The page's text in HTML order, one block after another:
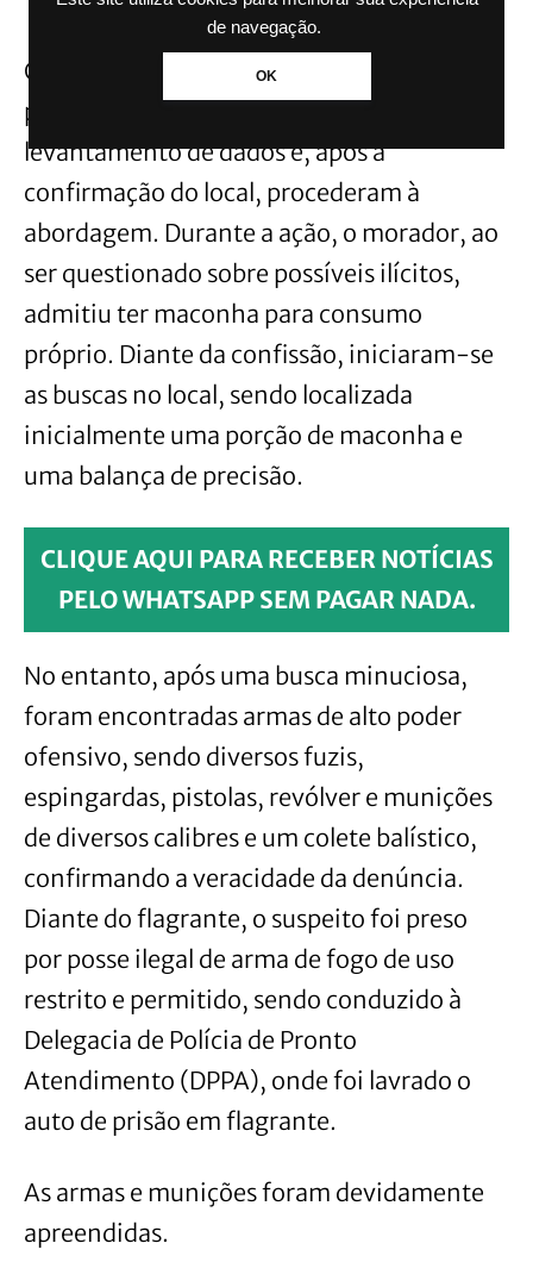
de navegação.
OK
Com o apoio do Setor de Inteligência, os
policiais militares realizaram o
levantamento de dados e, após a
confirmação do local, procederam à
abordagem. Durante a ação, o morador, ao
ser questionado sobre possíveis ilícitos,
admitiu ter maconha para consumo
próprio. Diante da confissão, iniciaram-se
as buscas no local, sendo localizada
inicialmente uma porção de maconha e
uma balança de precisão.
CLIQUE AQUI PARA RECEBER NOTÍCIAS
PELO WHATSAPP SEM PAGAR NADA.
No entanto, após uma busca minuciosa,
foram encontradas armas de alto poder
ofensivo, sendo diversos fuzis,
espingardas, pistolas, revólver e munições
de diversos calibres e um colete balístico,
confirmando a veracidade da denúncia.
Diante do flagrante, o suspeito foi preso
por posse ilegal de arma de fogo de uso
restrito e permitido, sendo conduzido à
Delegacia de Polícia de Pronto
Atendimento (DPPA), onde foi lavrado o
auto de prisão em flagrante.
As armas e munições foram devidamente
apreendidas.